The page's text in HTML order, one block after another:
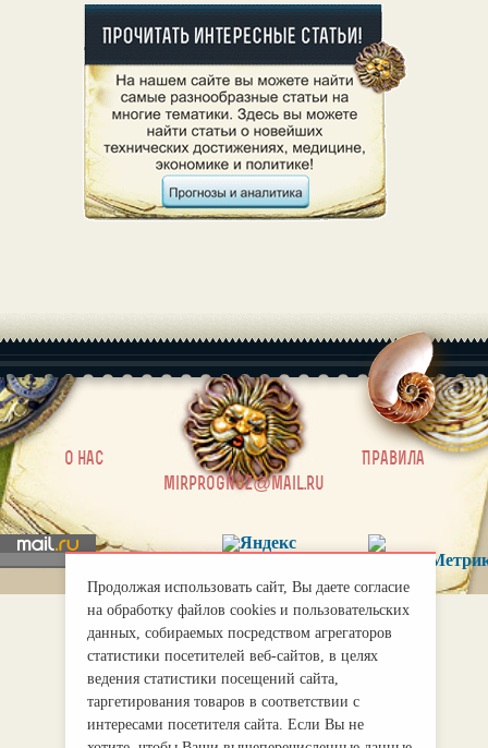
О нас |
Правила
mirprognoz@mail.ru
Продолжая использовать сайт, Вы даете согласие
на обработку файлов cookies и пользовательских
данных, собираемых посредством агрегаторов
статистики посетителей веб-сайтов, в целях
ведения статистики посещений сайта,
таргетирования товаров в соответствии с
интересами посетителя сайта. Если Вы не